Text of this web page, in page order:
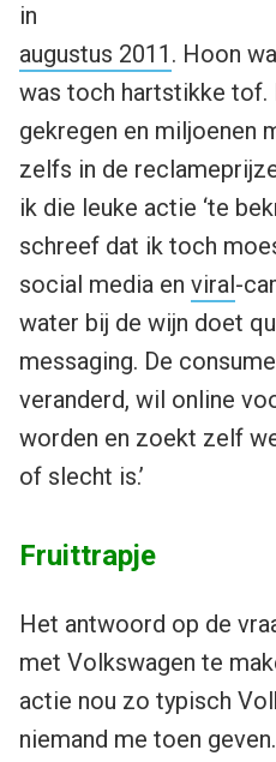
in
augustus 2011 . Hoon
was toch hartstikke tof.
gekregen en miljoenen
zelfs in de
ik die leuke actie ‘te
schreef dat ik toch
social media en viral-
water bij de wijn doet
messaging. De
veranderd, wil online
worden en zoekt zelf
of slecht is.’
Fruittrapje
Het antwoord op de
met Volkswagen te
actie nou zo typisch
niemand me toen